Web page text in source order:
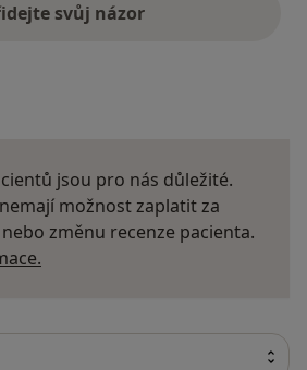
svůj názor
jsou pro nás důležité.
možnost zaplatit za
změnu recenze pacienta.